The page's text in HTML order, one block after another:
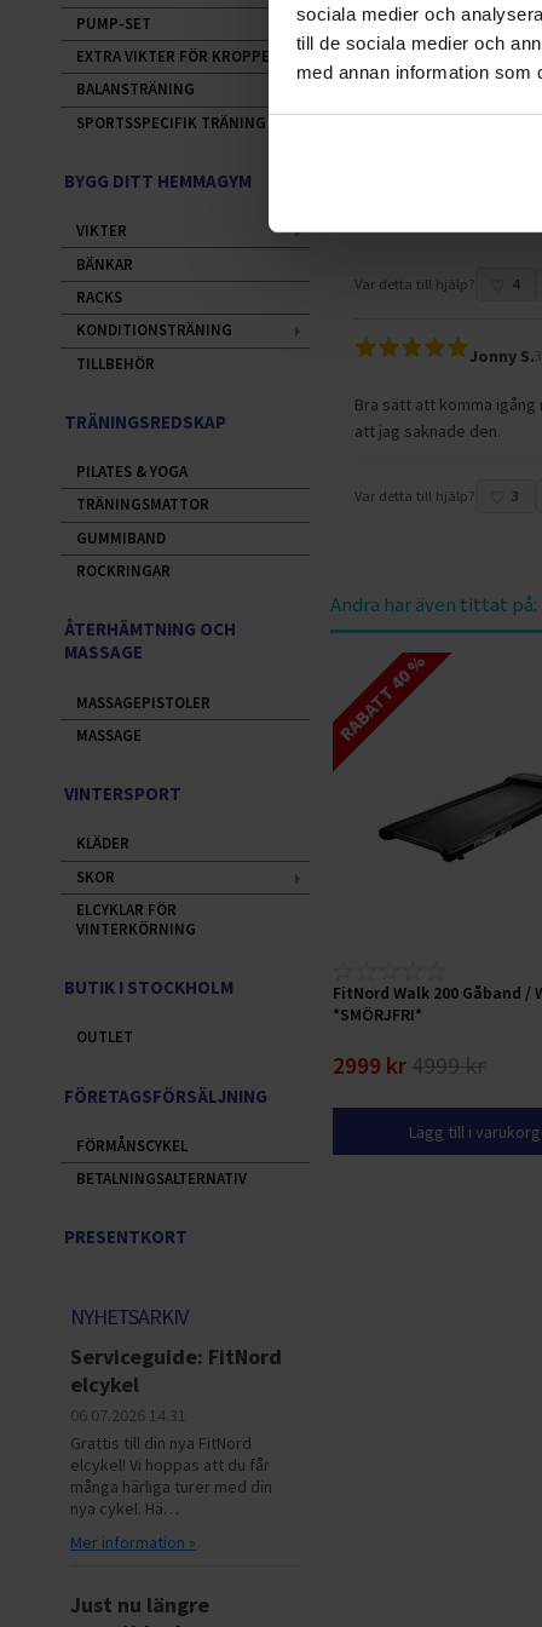
sociala medier och
till de sociala medier och
med annan information som
Var detta till hjälp? 0
Var detta till hjälp? 4
Jonny S.
Bra sätt att komma
att jag saknade den.
Var detta till hjälp? 3
Andra har även tittat på:
RABATT 40 %
FitNord Walk 200 Gåband /
*SMÖRJFRI*
2999 kr 4999 kr
Lägg till i
PUMP-SET
EXTRA VIKTER FÖR KROPPEN
BALANSTRÄNING
SPORTSSPECIFIK TRÄNING
BYGG DITT HEMMAGYM
VIKTER
BÄNKAR
RACKS
KONDITIONSTRÄNING
TILLBEHÖR
TRÄNINGSREDSKAP
PILATES & YOGA
TRÄNINGSMATTOR
GUMMIBAND
ROCKRINGAR
ÅTERHÄMTNING OCH
MASSAGE
MASSAGEPISTOLER
MASSAGE
VINTERSPORT
KLÄDER
SKOR
ELCYKLAR FÖR
VINTERKÖRNING
BUTIK I STOCKHOLM
OUTLET
FÖRETAGSFÖRSÄLJNING
FÖRMÅNSCYKEL
BETALNINGSALTERNATIV
PRESENTKORT
NYHETSARKIV
Serviceguide: FitNord
elcykel
06.07.2026 14.31
Grattis till din nya FitNord
elcykel! Vi hoppas att du får
många härliga turer med din
nya cykel. Hä…
Mer information »
Just nu längre